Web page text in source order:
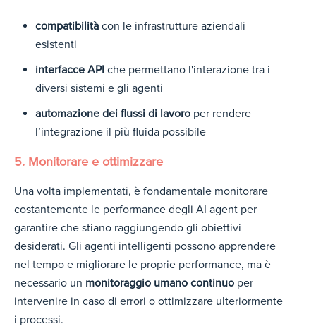
compatibilità con le infrastrutture aziendali
esistenti
interfacce API che permettano l'interazione tra i
diversi sistemi e gli agenti
automazione dei flussi di lavoro per rendere
l’integrazione il più fluida possibile
5. Monitorare e ottimizzare
Una volta implementati, è fondamentale monitorare
costantemente le performance degli AI agent per
garantire che stiano raggiungendo gli obiettivi
desiderati. Gli agenti intelligenti possono apprendere
nel tempo e migliorare le proprie performance, ma è
necessario un monitoraggio umano continuo per
intervenire in caso di errori o ottimizzare ulteriormente
i processi.